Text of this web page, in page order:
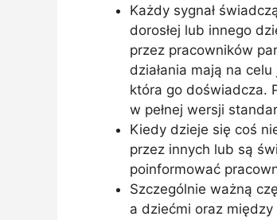
Każdy sygnał
dorosłej lub innego
przez pracowników
działania mają na
która go doświadcza.
w pełnej wersji
Kiedy dzieje się coś
przez innych lub są
poinformować
Szczególnie ważną
a dziećmi oraz